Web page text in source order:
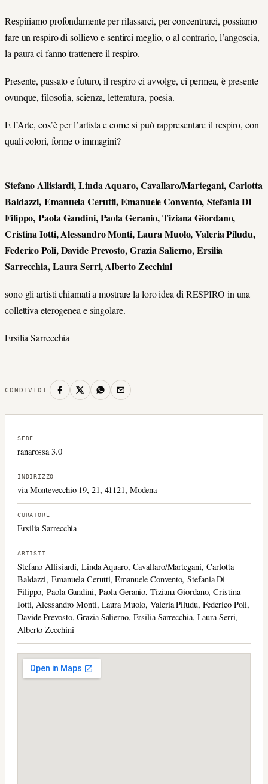
Respiriamo profondamente per rilassarci, per concentrarci, possiamo
fare un respiro di sollievo e sentirci meglio, o al contrario, l’angoscia,
la paura ci fanno trattenere il respiro.
Presente, passato e futuro, il respiro ci avvolge, ci permea, è presente
ovunque, filosofia, scienza, letteratura, poesia.
E l’Arte, cos’è per l’artista e come si può rappresentare il respiro, con
quali colori, forme o immagini?
Stefano Allisiardi, Linda Aquaro, Cavallaro/Martegani, Carlotta
Baldazzi, Emanuela Cerutti, Emanuele Convento, Stefania Di
Filippo, Paola Gandini, Paola Geranio, Tiziana Giordano,
Cristina Iotti, Alessandro Monti, Laura Muolo, Valeria Piludu,
Federico Poli, Davide Prevosto, Grazia Salierno, Ersilia
Sarrecchia, Laura Serri, Alberto Zecchini
sono gli artisti chiamati a mostrare la loro idea di RESPIRO in una
collettiva eterogenea e singolare.
Ersilia Sarrecchia
CONDIVIDI
SEDE
ranarossa 3.0
INDIRIZZO
via Montevecchio 19, 21, 41121, Modena
CURATORE
Ersilia Sarrecchia
ARTISTI
Stefano Allisiardi, Linda Aquaro, Cavallaro/Martegani, Carlotta
Baldazzi, Emanuela Cerutti, Emanuele Convento, Stefania Di
Filippo, Paola Gandini, Paola Geranio, Tiziana Giordano, Cristina
Iotti, Alessandro Monti, Laura Muolo, Valeria Piludu, Federico Poli,
Davide Prevosto, Grazia Salierno, Ersilia Sarrecchia, Laura Serri,
Alberto Zecchini